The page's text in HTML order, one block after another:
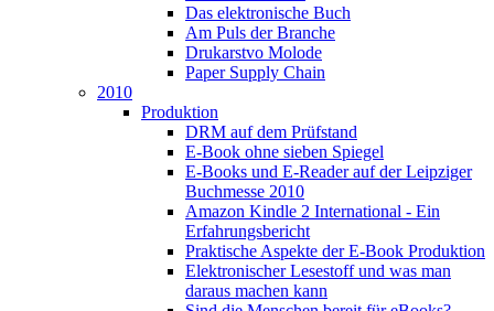
Das elektronische Buch
Am Puls der Branche
Drukarstvo Molode
Paper Supply Chain
2010
Produktion
DRM auf dem Prüfstand
E-Book ohne sieben Spiegel
E-Books und E-Reader auf der Leipziger
Buchmesse 2010
Amazon Kindle 2 International - Ein
Erfahrungsbericht
Praktische Aspekte der E-Book Produktion
Elektronischer Lesestoff und was man
daraus machen kann